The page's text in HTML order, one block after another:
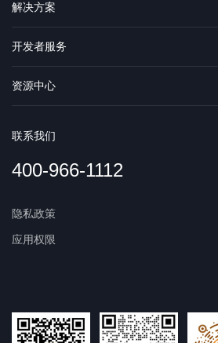
解决方案
开发者服务
资源中心
联系我们
400-966-1112
隐私政策
应用权限